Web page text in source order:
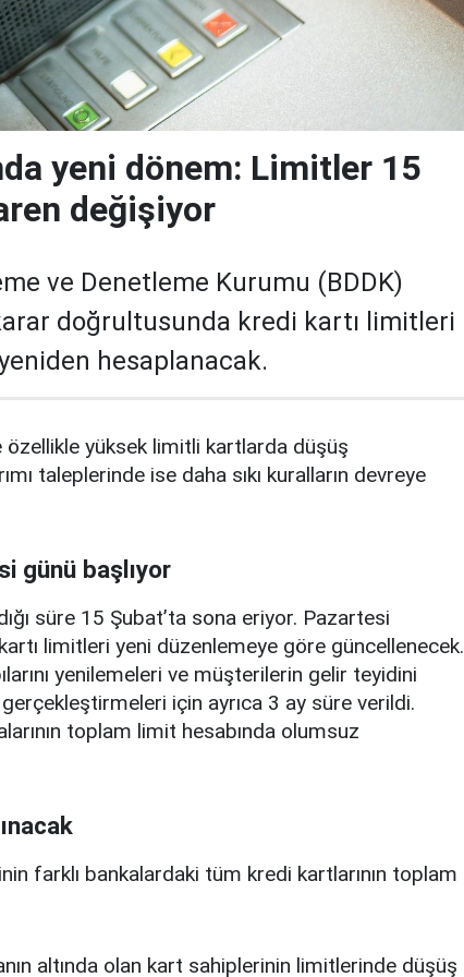
yeni dönem: Limitler 15
değişiyor
ve Denetleme Kurumu (BDDK)
doğrultusunda kredi kartı limitleri
hesaplanacak.
özellikle yüksek limitli kartlarda düşüş
taleplerinde ise daha sıkı kuralların devreye
günü başlıyor
süre 15 Şubat’ta sona eriyor. Pazartesi
limitleri yeni düzenlemeye göre güncellenecek.
yenilemeleri ve müşterilerin gelir teyidini
için ayrıca 3 ay süre verildi.
toplam limit hesabında olumsuz
farklı bankalardaki tüm kredi kartlarının toplam
altında olan kart sahiplerinin limitlerinde düşüş